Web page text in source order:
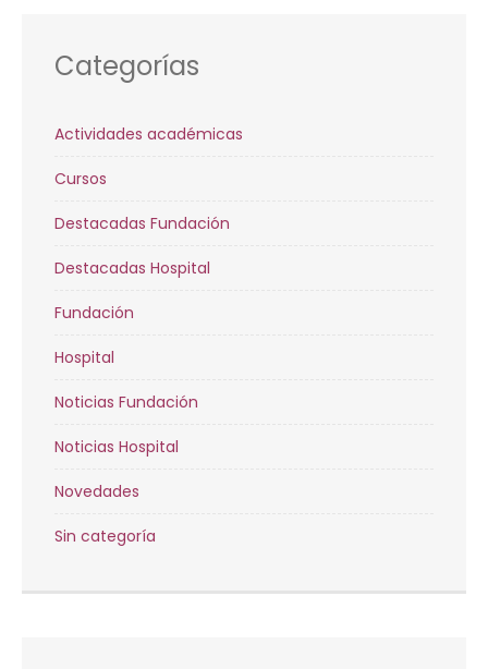
Categorías
Actividades académicas
Cursos
Destacadas Fundación
Destacadas Hospital
Fundación
Hospital
Noticias Fundación
Noticias Hospital
Novedades
Sin categoría